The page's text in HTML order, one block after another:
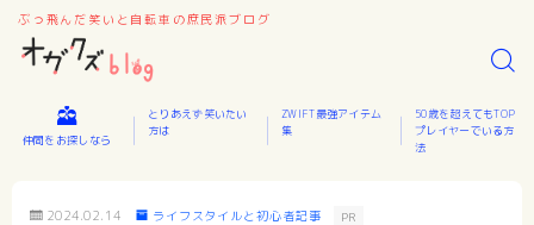
ぶっ飛んだ笑いと自転車の庶民派ブログ
仲間をお探しなら
とりあえず笑いたい
方は
ZWIFT最強アイテム
集
50歳を超えてもTOP
プレイヤーでいる方
法
2024.02.14 ライフスタイルと初心者記事 PR